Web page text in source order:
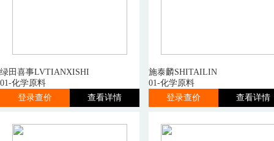
绿田喜事LVTIANXISHI
01-化学原料
登录查价
查看详情
施泰麟SHITAILIN
01-化学原料
登录查价
查看详情